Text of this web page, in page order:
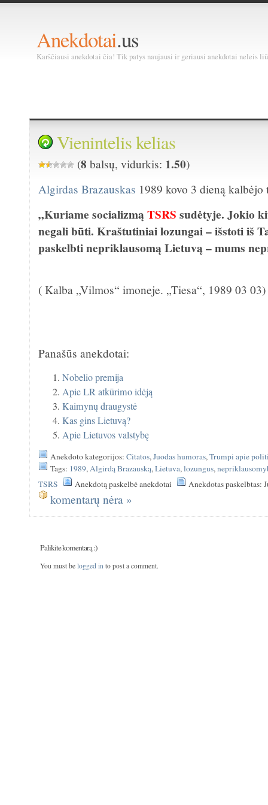
Anekdotai.us
Karščiausi anekdotai čia! Tik patys naujausi ir geriausi anekdotai neleis
Vienintelis kelias
(8 balsų, vidurkis: 1.50)
Algirdas Brazauskas 1989 kovo 3 dieną kalbėjo
„Kuriame socializmąTSRS sudėtyje. Jokio
negali būti. Kraštutiniai lozungai – išstoti iš
paskelbti nepriklausomą Lietuvą – mums
( Kalba „Vilmos“ imoneje. „Tiesa“, 1989 03 03)
Panašūs anekdotai:
Nobelio premija
Apie LR atkūrimo idėją
Kaimynų draugystė
Kas gins Lietuvą?
Apie Lietuvos valstybę
Anekdoto kategorijos:Citatos,Juodas humoras,Trumpi apie
Tags: 1989,Algirdą Brazauską,Lietuva,lozungus,
TSRS
Anekdotą paskelbė anekdotai Anekdotas paskelbtas:
komentarų nėra »
Palikite komentarą :)
You must be logged in to post a comment.